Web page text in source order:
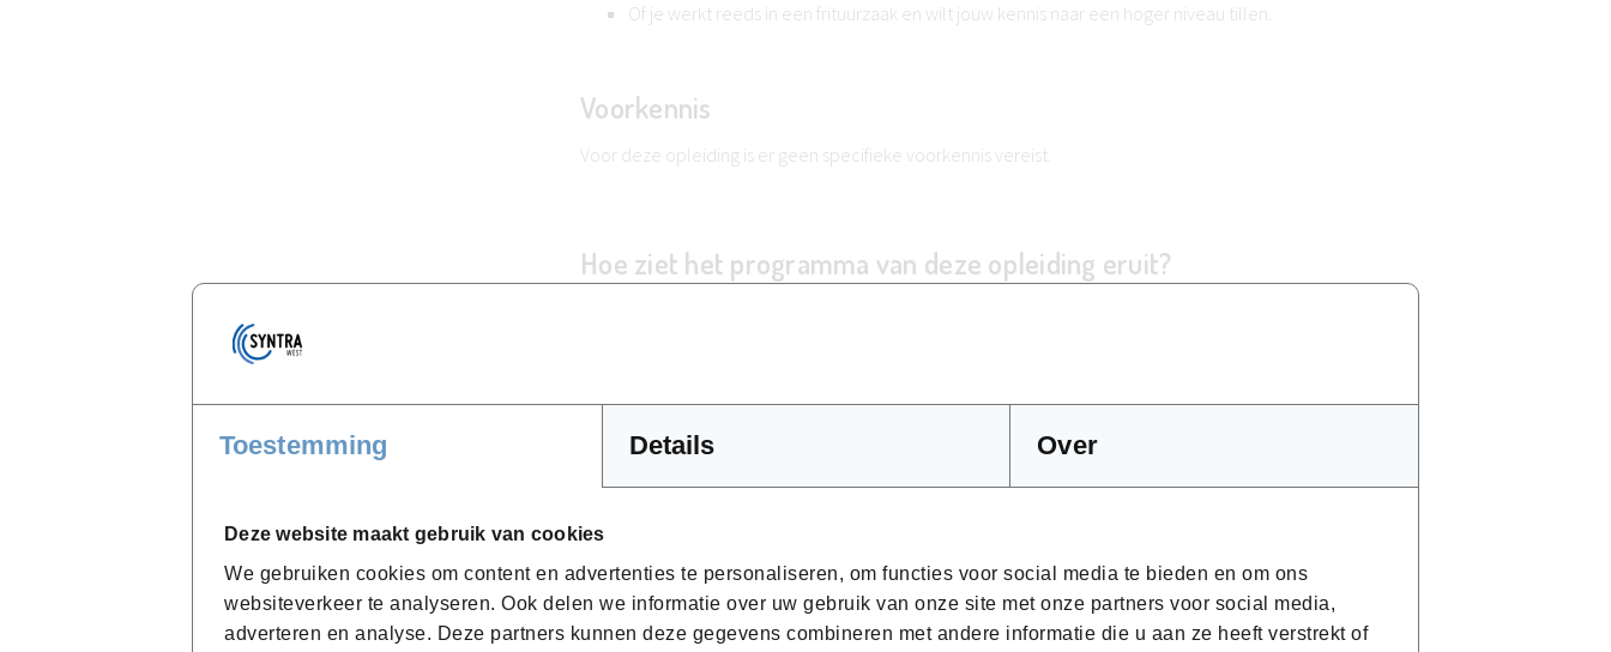
Toestemming Details Over
Deze website maakt gebruik van cookies
We gebruiken cookies om content en advertenties te personaliseren, om functies voor social media te bieden en om ons
websiteverkeer te analyseren. Ook delen we informatie over uw gebruik van onze site met onze partners voor social media,
adverteren en analyse. Deze partners kunnen deze gegevens combineren met andere informatie die u aan ze heeft verstrekt of
Of je werkt reeds in een frituurzaak en wilt jouw kennis naar een hoger niveau tillen.
Voorkennis
Voor deze opleiding is er geen specifieke voorkennis vereist.
Hoe ziet het programma van deze opleiding eruit?
Bijproducten en sausen
BTW-reglementering
Kostprijs